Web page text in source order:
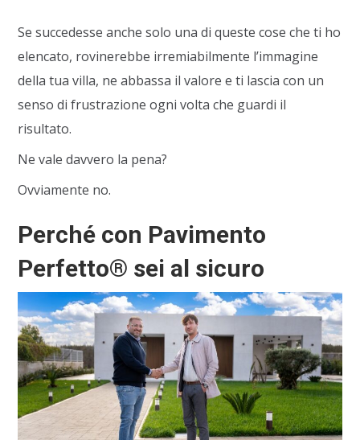
Se succedesse anche solo una di queste cose che ti ho
elencato, rovinerebbe irremiabilmente l’immagine
della tua villa, ne abbassa il valore e ti lascia con un
senso di frustrazione ogni volta che guardi il
risultato.
Ne vale davvero la pena?
Ovviamente no.
Perché con Pavimento
Perfetto® sei al sicuro